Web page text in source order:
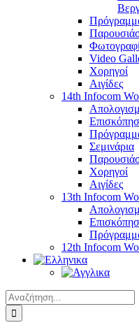
Video
Χορηγοί
Αιγίδες
14th Infocom
Σεμινάρια
Χορηγοί
Αιγίδες
13th Infocom
12th Infocom
Αναζήτηση
για: